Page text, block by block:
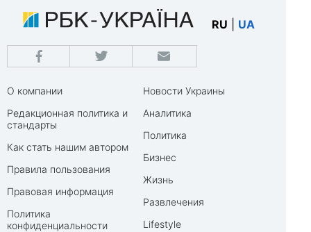
RU UA
О компании
Редакционная политика и
стандарты
Как стать нашим автором
Правила пользования
Правовая информация
Политика
конфиденциальности
Новости Украины
Аналитика
Политика
Бизнес
Жизнь
Развлечения
Lifestyle